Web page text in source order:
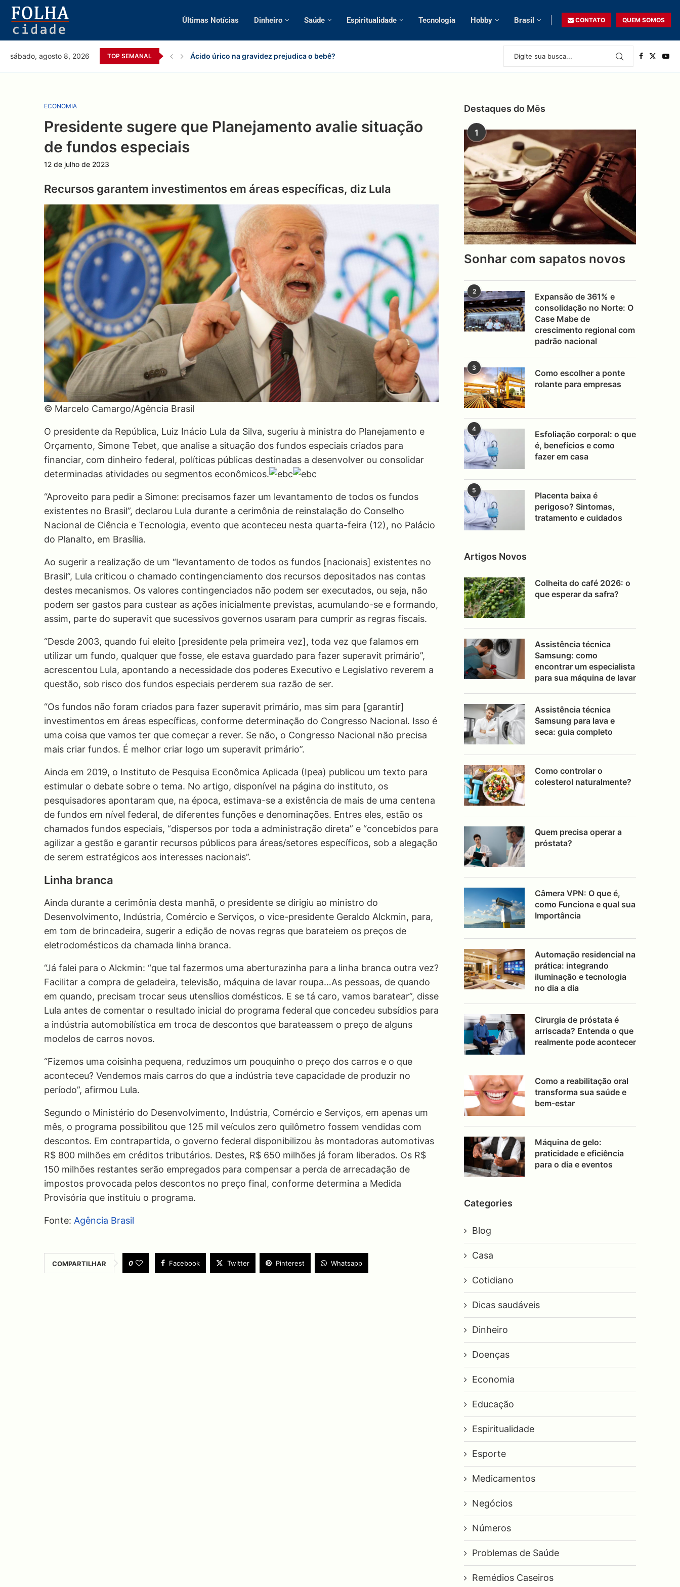
Últimas Notícias Dinheiro Saúde Espiritualidade Tecnologia Hobby Brasil CONTATO QUEM SOMOS
sábado, agosto 8, 2026 TOP SEMANAL Ácido úrico na gravidez prejudica o bebê?
ECONOMIA
Presidente sugere que Planejamento avalie situação
de fundos especiais
12 de julho de 2023
Recursos garantem investimentos em áreas específicas, diz Lula
© Marcelo Camargo/Agência Brasil
O presidente da República, Luiz Inácio Lula da Silva, sugeriu à ministra do Planejamento e
Orçamento, Simone Tebet, que analise a situação dos fundos especiais criados para
financiar, com dinheiro federal, políticas públicas destinadas a desenvolver ou consolidar
determinadas atividades ou segmentos econômicos.
“Aproveito para pedir a Simone: precisamos fazer um levantamento de todos os fundos
existentes no Brasil”, declarou Lula durante a cerimônia de reinstalação do Conselho
Nacional de Ciência e Tecnologia, evento que aconteceu nesta quarta-feira (12), no Palácio
do Planalto, em Brasília.
Ao sugerir a realização de um “levantamento de todos os fundos [nacionais] existentes no
Brasil”, Lula criticou o chamado contingenciamento dos recursos depositados nas contas
destes mecanismos. Os valores contingenciados não podem ser executados, ou seja, não
podem ser gastos para custear as ações inicialmente previstas, acumulando-se e formando,
assim, parte do superavit que sucessivos governos usaram para cumprir as regras fiscais.
“Desde 2003, quando fui eleito [presidente pela primeira vez], toda vez que falamos em
utilizar um fundo, qualquer que fosse, ele estava guardado para fazer superavit primário”,
acrescentou Lula, apontando a necessidade dos poderes Executivo e Legislativo reverem a
questão, sob risco dos fundos especiais perderem sua razão de ser.
“Os fundos não foram criados para fazer superavit primário, mas sim para [garantir]
investimentos em áreas específicas, conforme determinação do Congresso Nacional. Isso é
uma coisa que vamos ter que começar a rever. Se não, o Congresso Nacional não precisa
mais criar fundos. É melhor criar logo um superavit primário”.
Ainda em 2019, o Instituto de Pesquisa Econômica Aplicada (Ipea) publicou um texto para
estimular o debate sobre o tema. No artigo, disponível na página do instituto, os
pesquisadores apontaram que, na época, estimava-se a existência de mais de uma centena
de fundos em nível federal, de diferentes funções e denominações. Entres eles, estão os
chamados fundos especiais, “dispersos por toda a administração direta” e “concebidos para
agilizar a gestão e garantir recursos públicos para áreas/setores específicos, sob a alegação
de serem estratégicos aos interesses nacionais”.
Linha branca
Ainda durante a cerimônia desta manhã, o presidente se dirigiu ao ministro do
Desenvolvimento, Indústria, Comércio e Serviços, o vice-presidente Geraldo Alckmin, para,
em tom de brincadeira, sugerir a edição de novas regras que barateiem os preços de
eletrodomésticos da chamada linha branca.
“Já falei para o Alckmin: “que tal fazermos uma aberturazinha para a linha branca outra vez?
Facilitar a compra de geladeira, televisão, máquina de lavar roupa…As pessoas, de quando
em quando, precisam trocar seus utensílios domésticos. E se tá caro, vamos baratear”, disse
Lula antes de comentar o resultado inicial do programa federal que concedeu subsídios para
a indústria automobilística em troca de descontos que barateassem o preço de alguns
modelos de carros novos.
“Fizemos uma coisinha pequena, reduzimos um pouquinho o preço dos carros e o que
aconteceu? Vendemos mais carros do que a indústria teve capacidade de produzir no
período”, afirmou Lula.
Segundo o Ministério do Desenvolvimento, Indústria, Comércio e Serviços, em apenas um
mês, o programa possibilitou que 125 mil veículos zero quilômetro fossem vendidas com
descontos. Em contrapartida, o governo federal disponibilizou às montadoras automotivas
R$ 800 milhões em créditos tributários. Destes, R$ 650 milhões já foram liberados. Os R$
150 milhões restantes serão empregados para compensar a perda de arrecadação de
impostos provocada pelos descontos no preço final, conforme determina a Medida
Provisória que instituiu o programa.
Fonte: Agência Brasil
COMPARTILHAR 0 Facebook Twitter Pinterest Whatsapp
Destaques do Mês
1
Sonhar com sapatos novos
2
Expansão de 361% e
consolidação no Norte: O
Case Mabe de
crescimento regional com
padrão nacional
3
Como escolher a ponte
rolante para empresas
4
Esfoliação corporal: o que
é, benefícios e como
fazer em casa
5
Placenta baixa é
perigoso? Sintomas,
tratamento e cuidados
Artigos Novos
Colheita do café 2026: o
que esperar da safra?
Assistência técnica
Samsung: como
encontrar um especialista
para sua máquina de lavar
Assistência técnica
Samsung para lava e
seca: guia completo
Como controlar o
colesterol naturalmente?
Quem precisa operar a
próstata?
Câmera VPN: O que é,
como Funciona e qual sua
Importância
Automação residencial na
prática: integrando
iluminação e tecnologia
no dia a dia
Cirurgia de próstata é
arriscada? Entenda o que
realmente pode acontecer
Como a reabilitação oral
transforma sua saúde e
bem-estar
Máquina de gelo:
praticidade e eficiência
para o dia e eventos
Categories
Blog
Casa
Cotidiano
Dicas saudáveis
Dinheiro
Doenças
Economia
Educação
Espiritualidade
Esporte
Medicamentos
Negócios
Números
Problemas de Saúde
Remédios Caseiros